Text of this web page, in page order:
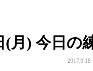
(月) 今日の
2017.9.18